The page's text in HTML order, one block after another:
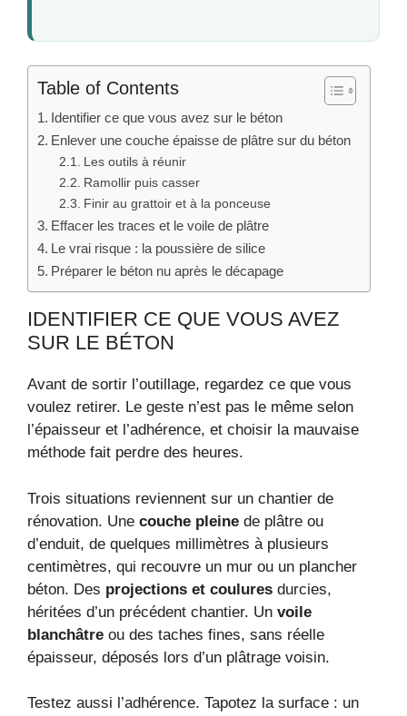
Table of Contents
Identifier ce que vous avez sur le béton
Enlever une couche épaisse de plâtre sur du béton
Les outils à réunir
Ramollir puis casser
Finir au grattoir et à la ponceuse
Effacer les traces et le voile de plâtre
Le vrai risque : la poussière de silice
Préparer le béton nu après le décapage
IDENTIFIER CE QUE VOUS AVEZ
SUR LE BÉTON
Avant de sortir l’outillage, regardez ce que vous
voulez retirer. Le geste n’est pas le même selon
l’épaisseur et l’adhérence, et choisir la mauvaise
méthode fait perdre des heures.
Trois situations reviennent sur un chantier de
rénovation. Une couche pleine de plâtre ou
d’enduit, de quelques millimètres à plusieurs
centimètres, qui recouvre un mur ou un plancher
béton. Des projections et coulures durcies,
héritées d’un précédent chantier. Un voile
blanchâtre ou des taches fines, sans réelle
épaisseur, déposés lors d’un plâtrage voisin.
Testez aussi l’adhérence. Tapotez la surface : un